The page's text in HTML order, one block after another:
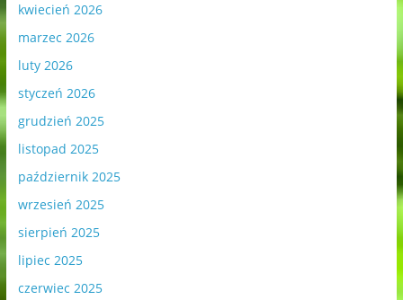
kwiecień 2026
marzec 2026
luty 2026
styczeń 2026
grudzień 2025
listopad 2025
październik 2025
wrzesień 2025
sierpień 2025
lipiec 2025
czerwiec 2025